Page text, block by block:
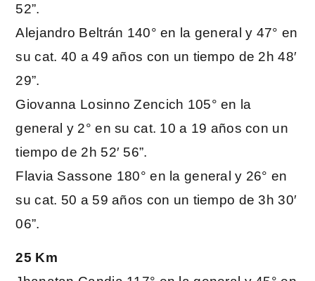
52”.
Alejandro Beltrán 140° en la general y 47° en
su cat. 40 a 49 años con un tiempo de 2h 48′
29”.
Giovanna Losinno Zencich 105° en la
general y 2° en su cat. 10 a 19 años con un
tiempo de 2h 52′ 56”.
Flavia Sassone 180° en la general y 26° en
su cat. 50 a 59 años con un tiempo de 3h 30′
06”.
25 Km